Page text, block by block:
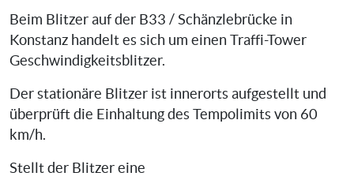
Beim Blitzer auf der B33 / Schänzlebrücke in
Konstanz handelt es sich um einen Traffi-Tower
Geschwindigkeitsblitzer.
Der stationäre Blitzer ist innerorts aufgestellt und
überprüft die Einhaltung des Tempolimits von 60
km/h.
Stellt der Blitzer eine